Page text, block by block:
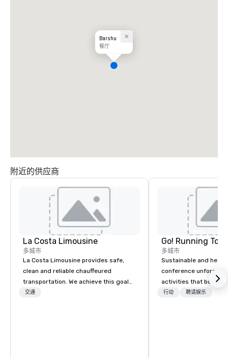
Barshu
餐厅
附近的供应商
La Costa Limousine
多城市
La Costa Limousine provides safe,
clean and reliable chauffeured
transportation. We achieve this goal
with highly trained chauffeurs, the
交通
Go! Running
多城市
Sustainable and
conference
activities that boost
lower carbon
行动 聘请娱乐